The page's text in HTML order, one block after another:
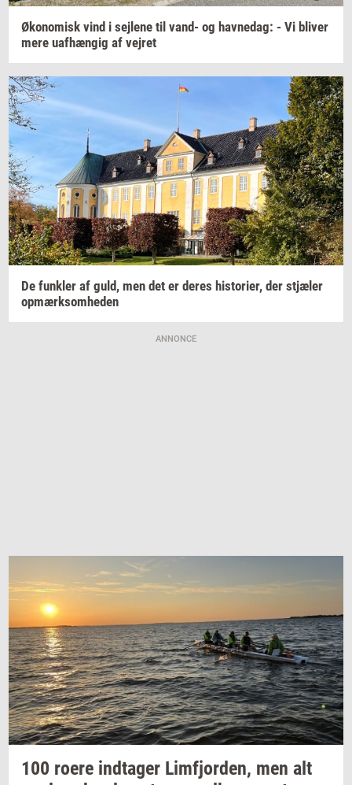
Øko­no­misk vind i sej­le­ne til vand- og hav­nedag: - Vi bli­ver
mere uaf­hæn­gig af vej­ret
De funk­ler af guld, men det er deres hi­sto­ri­er, der stjæ­ler
op­mærk­som­he­den
ANNONCE
100 roere ind­ta­ger Lim­fjor­den, men alt